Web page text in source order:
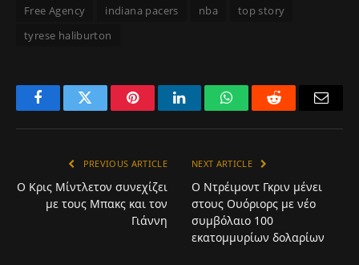
Free Agency indiana pacers nba
top story
tyrese haliburton
FacebookTwitter PinterestLinkedInWhatsAppReddit
PREVIOUS ARTICLE
Ο Κρις Μίντλετον συνεχίζει
με τους Μπακς και τον
Γιάννη
NEXT ARTICLE
Ο Ντρέιμοντ Γκριν μένει
στους Ουόριορς με νέο
συμβόλαιο 100
εκατομμυρίων δολαρίων